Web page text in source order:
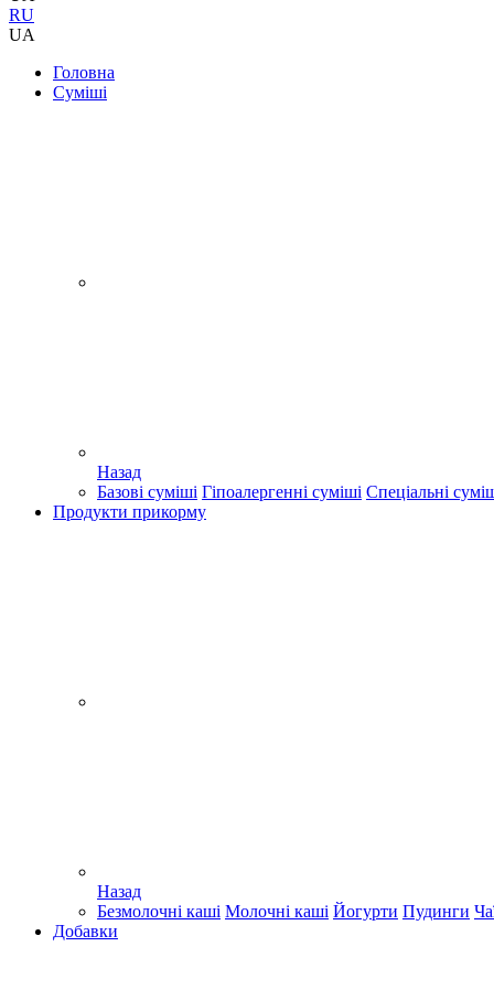
RU
UA
Головна
Суміші
Назад
Базові суміші Гіпоалергенні суміші Спеціальні
Продукти прикорму
Назад
Безмолочні каші Молочні каші Йогурти Пудинги
Добавки